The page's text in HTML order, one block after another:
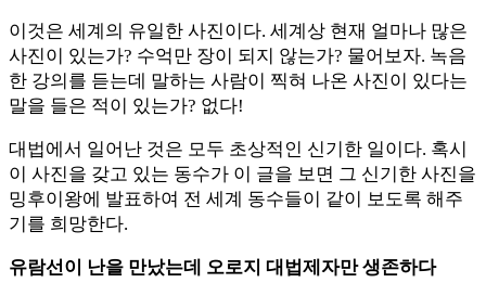
이것은 세계의 유일한 사진이다. 세계상 현재 얼마나 많은
사진이 있는가? 수억만 장이 되지 않는가? 물어보자. 녹음
한 강의를 듣는데 말하는 사람이 찍혀 나온 사진이 있다는
말을 들은 적이 있는가? 없다!
대법에서 일어난 것은 모두 초상적인 신기한 일이다. 혹시
이 사진을 갖고 있는 동수가 이 글을 보면 그 신기한 사진을
밍후이왕에 발표하여 전 세계 동수들이 같이 보도록 해주
기를 희망한다.
유람선이 난을 만났는데 오로지 대법제자만 생존하다